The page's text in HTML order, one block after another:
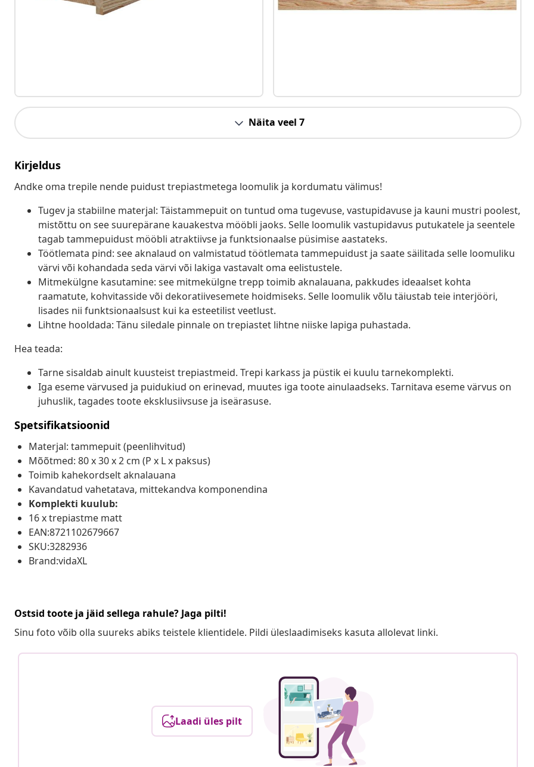
Näita veel 7
Kirjeldus
Andke oma trepile nende puidust trepiastmetega loomulik ja kordumatu välimus!
Tugev ja stabiilne materjal: Täistammepuit on tuntud oma tugevuse, vastupidavuse ja kauni mustri poolest,
mistõttu on see suurepärane kauakestva mööbli jaoks. Selle loomulik vastupidavus putukatele ja seentele
tagab tammepuidust mööbli atraktiivse ja funktsionaalse püsimise aastateks.
Töötlemata pind: see aknalaud on valmistatud töötlemata tammepuidust ja saate säilitada selle loomuliku
värvi või kohandada seda värvi või lakiga vastavalt oma eelistustele.
Mitmekülgne kasutamine: see mitmekülgne trepp toimib aknalauana, pakkudes ideaalset kohta
raamatute, kohvitasside või dekoratiivesemete hoidmiseks. Selle loomulik võlu täiustab teie interjööri,
lisades nii funktsionaalsust kui ka esteetilist veetlust.
Lihtne hooldada: Tänu siledale pinnale on trepiastet lihtne niiske lapiga puhastada.
Hea teada:
Tarne sisaldab ainult kuusteist trepiastmeid. Trepi karkass ja püstik ei kuulu tarnekomplekti.
Iga eseme värvused ja puidukiud on erinevad, muutes iga toote ainulaadseks. Tarnitava eseme värvus on
juhuslik, tagades toote eksklusiivsuse ja iseärasuse.
Spetsifikatsioonid
Materjal: tammepuit (peenlihvitud)
Mõõtmed: 80 x 30 x 2 cm (P x L x paksus)
Toimib kahekordselt aknalauana
Kavandatud vahetatava, mittekandva komponendina
Komplekti kuulub:
16 x trepiastme matt
EAN:8721102679667
SKU:3282936
Brand:vidaXL
Ostsid toote ja jäid sellega rahule? Jaga pilti!
Sinu foto võib olla suureks abiks teistele klientidele. Pildi üleslaadimiseks kasuta allolevat linki.
Laadi üles pilt